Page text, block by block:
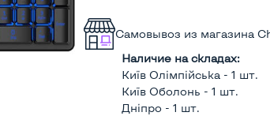
Самовывоз из магазина
Наличие на складах:
Київ Олімпійська - 1 шт.
Київ Оболонь - 1 шт.
Дніпро - 1 шт.